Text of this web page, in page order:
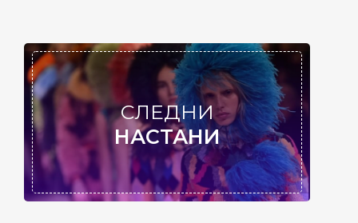
СЛЕДНИ
НАСТАНИ